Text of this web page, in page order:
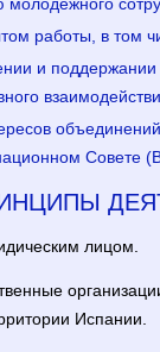
работы, в том
и
Совете
лицом.
Испании.